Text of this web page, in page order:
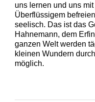
uns lernen und uns
Überflüssigem
seelisch. Das ist das
Hahnemann, dem
ganzen Welt werden
kleinen Wundern
möglich.